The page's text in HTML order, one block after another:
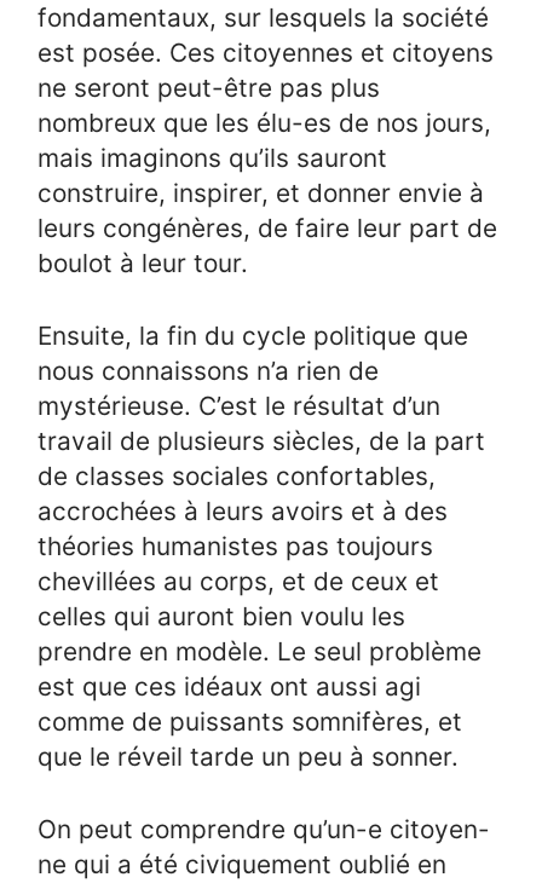
fondamentaux, sur lesquels la société
est posée. Ces citoyennes et citoyens
ne seront peut-être pas plus
nombreux que les élu-es de nos jours,
mais imaginons qu’ils sauront
construire, inspirer, et donner envie à
leurs congénères, de faire leur part de
boulot à leur tour.
Ensuite, la fin du cycle politique que
nous connaissons n’a rien de
mystérieuse. C’est le résultat d’un
travail de plusieurs siècles, de la part
de classes sociales confortables,
accrochées à leurs avoirs et à des
théories humanistes pas toujours
chevillées au corps, et de ceux et
celles qui auront bien voulu les
prendre en modèle. Le seul problème
est que ces idéaux ont aussi agi
comme de puissants somnifères, et
que le réveil tarde un peu à sonner.
On peut comprendre qu’un-e citoyen-
ne qui a été civiquement oublié en